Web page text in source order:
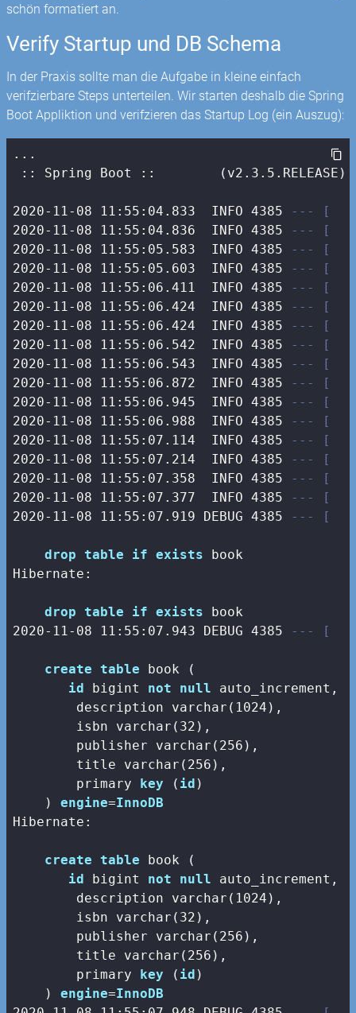
schön formatiert an.
Verify Startup und DB Schema
In der Praxis sollte man die Aufgabe in kleine einfach
verifzierbare Steps unterteilen. Wir starten deshalb die Spring
Boot Appliktion und verifzieren das Startup Log (ein Auszug):
...
:: Spring Boot ::        (v2.3.5.RELEASE)
2020-11-08 11:55:04.833  INFO 4385 --- [
2020-11-08 11:55:04.836  INFO 4385 --- [
2020-11-08 11:55:05.583  INFO 4385 --- [
2020-11-08 11:55:05.603  INFO 4385 --- [
2020-11-08 11:55:06.411  INFO 4385 --- [
2020-11-08 11:55:06.424  INFO 4385 --- [
2020-11-08 11:55:06.424  INFO 4385 --- [
2020-11-08 11:55:06.542  INFO 4385 --- [
2020-11-08 11:55:06.543  INFO 4385 --- [
2020-11-08 11:55:06.872  INFO 4385 --- [
2020-11-08 11:55:06.945  INFO 4385 --- [
2020-11-08 11:55:06.988  INFO 4385 --- [
2020-11-08 11:55:07.114  INFO 4385 --- [
2020-11-08 11:55:07.214  INFO 4385 --- [
2020-11-08 11:55:07.358  INFO 4385 --- [
2020-11-08 11:55:07.377  INFO 4385 --- [
2020-11-08 11:55:07.919 DEBUG 4385 --- [
drop table if exists book
Hibernate:
drop table if exists
2020-11 -08 11 : 55 : 07.943 DEBUG 4385 --- [
create table book (
id
bigint not null auto_increment,
        description
varchar ( 1024 ),
        isbn
varchar ( 32 ),
        publisher
varchar ( 256 ),
        title
varchar ( 256 ),
        primary
key ( id )
    )
engine=InnoDB
Hibernate:
create table book (
id
bigint not null auto_increment,
        description
varchar ( 1024 ),
        isbn
varchar ( 32 ),
        publisher
varchar ( 256 ),
        title
varchar ( 256 ),
        primary
key ( id )
    )
engine=InnoDB